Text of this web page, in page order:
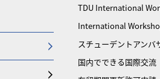
TDU International
International
スチューデントアンバ
国内でできる国際交流